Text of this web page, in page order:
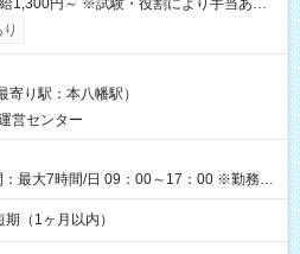
あり 【即給（前払い）オプションあ
、勤務から1週間ほどで給与の一部を受け
8:30～17:30（休憩1時間） 時給1,300円
＋交通費 ※当日の役割により時給＋100
験 7:00～13:30（休憩なし） 時給1,300
時間＝日収8,400円＋交通費 【試用期
り駅：本八幡駅）
営センター
：最大7時間/日 09：00～17：00 ※勤務時
ります。
（1ヶ月以内）